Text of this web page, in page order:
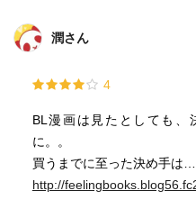
潤さん
4
BL漫画は見たとしても、
に。。
買うまでに至った決め手は…
http://